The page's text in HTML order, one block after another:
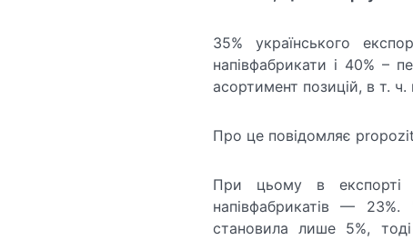
35% українського
напівфабрикати і 40% –
асортимент позицій, в т. ч.
Про це повідомляє
При цьому в
напівфабрикатів —
становила лише 5%,